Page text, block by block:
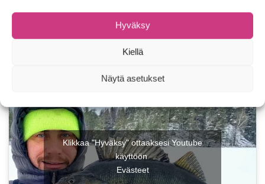
Hyväksy
Kiellä
Näytä asetukset
Klikkaa "Hyväksy" ottaaksesi Youtube
käyttöön
Evästeet